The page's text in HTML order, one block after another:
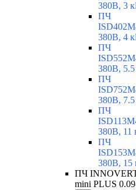
380В, 3
ПЧ
380В, 4
ПЧ
380В,
ПЧ
380В,
ПЧ
380В, 11
ПЧ
380В, 15
ПЧ
mini PLUS